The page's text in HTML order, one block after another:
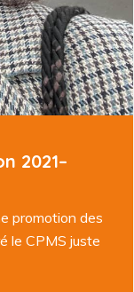
2021–
promotion des
le CPMS juste